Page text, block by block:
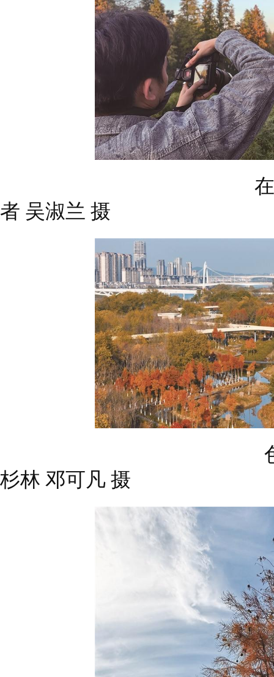
在信江生态走
者 吴淑兰 摄
色彩斑斓的
杉林 邓可凡 摄